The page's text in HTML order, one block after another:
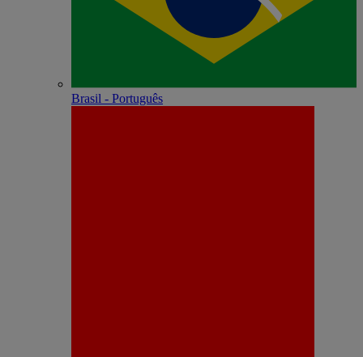
Brasil - Português